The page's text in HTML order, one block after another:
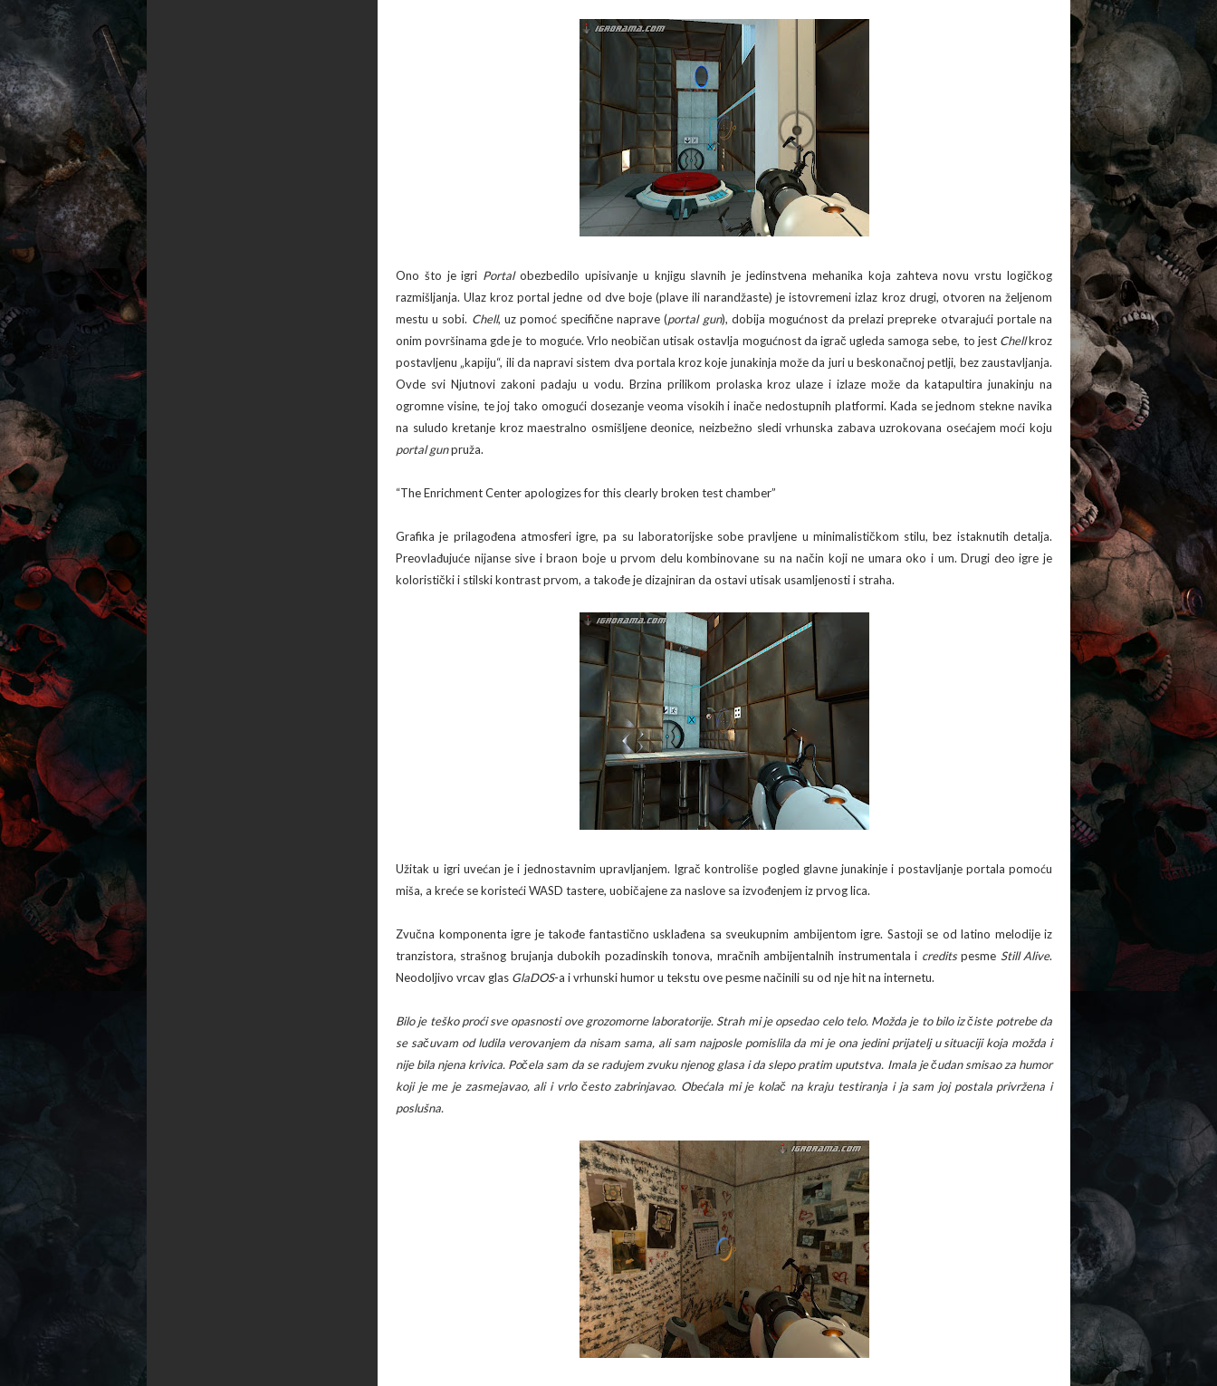
Ono što je igri Portalobezbedilo upisivanje u knjigu slavnih je jedinstvena mehanika koja zahteva novu vrstu logičkog
razmišljanja. Ulaz kroz portal jedne od dve boje (plave ili narandžaste) je istovremeni izlaz kroz drugi, otvoren na željenom
mestu u sobi. Chell, uz pomoć specifične naprave (portal gun), dobija mogućnost da prelazi prepreke otvarajući portale na
onim površinama gde je to moguće. Vrlo neobičan utisak ostavlja mogućnost da igrač ugleda samoga sebe, to jest Chellkroz
postavljenu „kapiju“, ili da napravi sistem dva portala kroz koje junakinja može da juri u beskonačnoj petlji, bez zaustavljanja.
Ovde svi Njutnovi zakoni padaju u vodu. Brzina prilikom prolaska kroz ulaze i izlaze može da katapultira junakinju na
ogromne visine, te joj tako omogući dosezanje veoma visokih i inače nedostupnih platformi. Kada se jednom stekne navika
na suludo kretanje kroz maestralno osmišljene deonice, neizbežno sledi vrhunska zabava uzrokovana osećajem moći koju
portal gunpruža.
“The Enrichment Center apologizes for this clearly broken test chamber”
Grafika je prilagođena atmosferi igre, pa su laboratorijske sobe pravljene u minimalističkom stilu, bez istaknutih detalja.
Preovlađujuće nijanse sive i braon boje u prvom delu kombinovane su na način koji ne umara oko i um. Drugi deo igre je
koloristički i stilski kontrast prvom, a takođe je dizajniran da ostavi utisak usamljenosti i straha.
Užitak u igri uvećan je i jednostavnim upravljanjem. Igrač kontroliše pogled glavne junakinje i postavljanje portala pomoću
miša, a kreće se koristeći WASD tastere, uobičajene za naslove sa izvođenjem iz prvog lica.
Zvučna komponenta igre je takođe fantastično usklađena sa sveukupnim ambijentom igre. Sastoji se od latino melodije iz
tranzistora, strašnog brujanja dubokih pozadinskih tonova, mračnih ambijentalnih instrumentala i creditspesme Still Alive.
Neodoljivo vrcav glas GlaDOS-a i vrhunski humor u tekstu ove pesme načinili su od nje hit na internetu.
Bilo je teško proći sve opasnosti ove grozomorne laboratorije. Strah mi je opsedao celo telo. Možda je to bilo iz čiste potrebe da
se sačuvam od ludila verovanjem da nisam sama, ali sam najposle pomislila da mi je ona jedini prijatelj u situaciji koja možda i
nije bila njena krivica. Počela sam da se radujem zvuku njenog glasa i da slepo pratim uputstva. Imala je čudan smisao za humor
koji je me je zasmejavao, ali i vrlo često zabrinjavao. Obećala mi je kolač na kraju testiranja i ja sam joj postala privržena i
poslušna.